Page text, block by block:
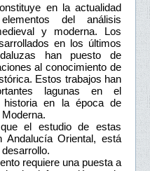
en la actualidad
del análisis
y moderna. Los
en los últimos
han puesto de
al conocimiento de
Estos trabajos han
lagunas en el
historia en la época de
el estudio de estas
Andalucía Oriental, está
requiere una puesta a